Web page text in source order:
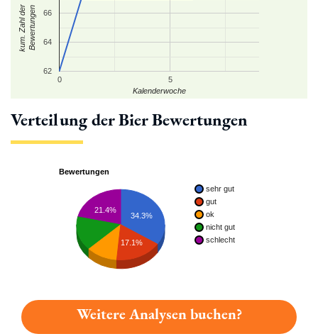
0 5
62
64
66
Kalenderwoche
kum. Zahl derBewertungen
Verteilung der Bier Bewertungen
Bewertungen
sehr gut
gut
ok
nicht gut
schlecht
34.3%
21.4%
17.1%
Weitere Analysen buchen?